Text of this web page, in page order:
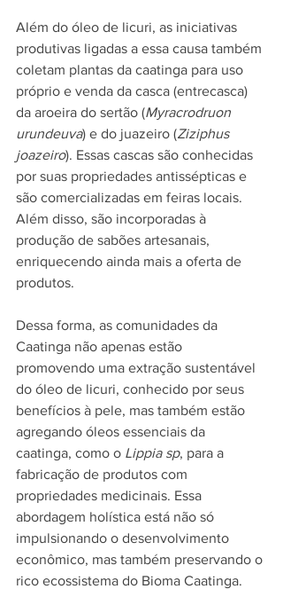
Além do óleo de licuri, as iniciativas
produtivas ligadas a essa causa também
coletam plantas da caatinga para uso
próprio e venda da casca (entrecasca)
da aroeira do sertão (Myracrodruon
urundeuva) e do juazeiro (Ziziphus
joazeiro). Essas cascas são conhecidas
por suas propriedades antissépticas e
são comercializadas em feiras locais.
Além disso, são incorporadas à
produção de sabões artesanais,
enriquecendo ainda mais a oferta de
produtos.
Dessa forma, as comunidades da
Caatinga não apenas estão
promovendo uma extração sustentável
do óleo de licuri, conhecido por seus
benefícios à pele, mas também estão
agregando óleos essenciais da
caatinga, como o Lippia sp, para a
fabricação de produtos com
propriedades medicinais. Essa
abordagem holística está não só
impulsionando o desenvolvimento
econômico, mas também preservando o
rico ecossistema do Bioma Caatinga.